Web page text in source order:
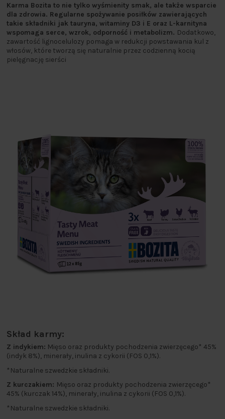
Karma Bozita to nie tylko wyśmienity smak, ale także wsparcie
dla zdrowia. Regularne spożywanie posiłków zawierających
takie składniki jak tauryna, witaminy D3 i E oraz L-karnityna
wspomaga serce, wzrok, odporność i metabolizm. Dodatkowo,
zawartość lignocelulozy pomaga w redukcji powstawania kul z
włosów, które tworzą się naturalnie przez codzienną kocią
pielęgnację sierści
Skład karmy:
Z indykiem: Mięso oraz produkty pochodzenia zwierzęcego* 45%
(indyk 8%), minerały, inulina z cykorii (FOS 0,1%).
*Naturalne szwedzkie składniki.
Z kurczakiem: Mięso oraz produkty pochodzenia zwierzęcego*
45% (kurczak 14%), minerały, inulina z cykorii (FOS 0,1%).
*Naturalne szwedzkie składniki.